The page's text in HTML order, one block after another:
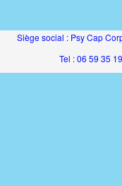
Siège social : Psy Cap
Tel : 06 59 35